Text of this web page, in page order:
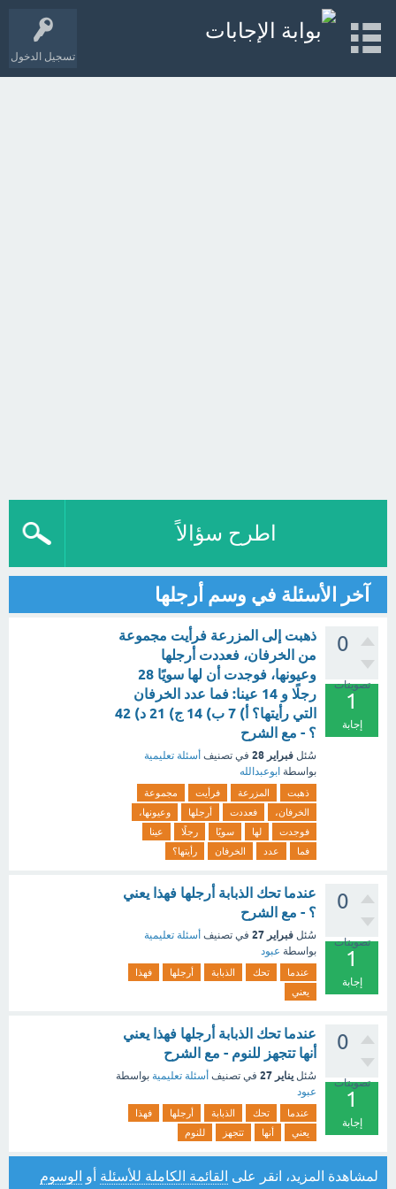
تسجيل الدخول
اطرح سؤالاً
آخر الأسئلة في وسم أرجلها
0
تصويتات
1
إجابة
ذهبت إلى المزرعة فرأيت مجموعة
من الخرفان، فعددت أرجلها
وعيونها، فوجدت أن لها سويًا 28
رجلًا و 14 عينا: فما عدد الخرفان
التي رأيتها؟ أ) 7 ب) 14 ج) 21 د) 42
؟ - مع الشرح
سُئل فبراير 28 في تصنيف أسئلة تعليمية
بواسطة ابوعبدالله
ذهبت المزرعة فرأيت
مجموعة
الخرفان،
فعددت أرجلها
وعيونها،
فوجدت
لها سويًا رجلًا
عينا
فما
عدد الخرفان رأيتها؟
0
تصويتات
1
إجابة
عندما تحك الذبابة أرجلها فهذا يعني
؟ - مع الشرح
سُئل فبراير 27 في تصنيف أسئلة تعليمية
بواسطة عبود
عندما تحك الذبابة أرجلها
فهذا
يعني
0
تصويتات
1
إجابة
عندما تحك الذبابة أرجلها فهذا يعني
أنها تتجهز للنوم - مع الشرح
سُئل يناير 27 في تصنيف أسئلة تعليمية بواسطة
عبود
عندما تحك الذبابة أرجلها
فهذا
يعني
أنها تتجهز للنوم
لمشاهدة المزيد، انقر على القائمة الكاملة للأسئلة أو الوسوم